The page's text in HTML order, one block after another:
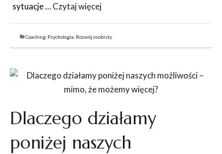
sytuacje …Czytaj więcej
Coaching Psychologia Rozwój osobisty
Dlaczego działamy
poniżej naszych